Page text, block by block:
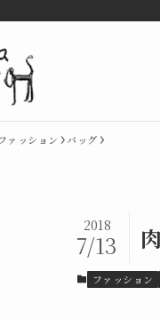
ファッション バッグ
2018
7/13
ファッション